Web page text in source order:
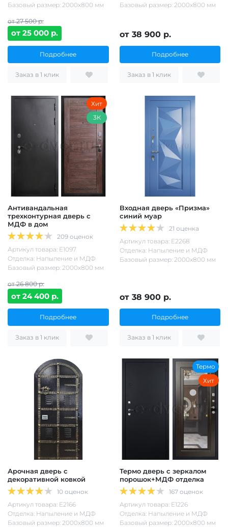
Базовый размер: 2000х800 мм
от 27 500 р.
от 25 000 р.
Подробнее
Заказ в 1 клик
Базовый размер: 2000х800 мм
от 38 900 р.
Подробнее
Заказ в 1 клик
Хит
3К
Антивандальная
трехконтурная дверь с
МДФ в дом
209 оценок
Артикул товара: Е1097
Отделка: Напыление и МДФ
Базовый размер: 2000х800 мм
от 26 800 р.
от 24 400 р.
Подробнее
Заказ в 1 клик
Входная дверь «Призма»
синий муар
21 оценка
Артикул товара: Е2268
Отделка: Напыление и МДФ
Базовый размер: 2000х800 мм
от 38 900 р.
Подробнее
Заказ в 1 клик
Арочная дверь с
декоративной ковкой
10 оценок
Артикул товара: Е2166
Отделка: Напыление и МДФ
Базовый размер: 2000х800 мм
Термо
Хит
Термо дверь с зеркалом
порошок+МДФ отделка
167 оценок
Артикул товара: Е1226
Отделка: Напыление и МДФ
Базовый размер: 2000х800 мм